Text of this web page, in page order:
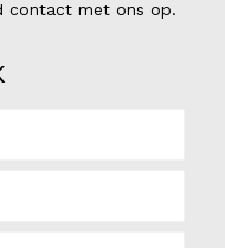
contact met ons op.